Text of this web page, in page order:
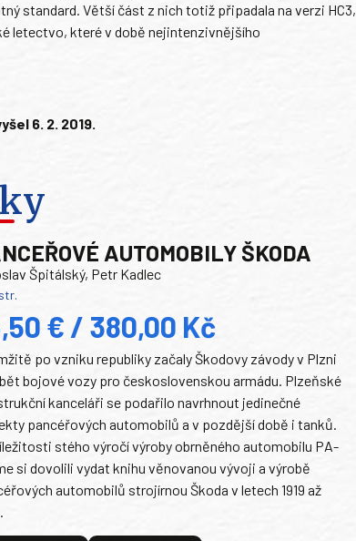
standard. Větší část z nich totiž připadala na verzi HC3,
letectvo, které v době nejintenzivnějšího
6. 2. 2019.
AUTOMOBILY ŠKODA
Špitálský, Petr Kadlec
€ / 380,00 Kč
po vzniku republiky začaly Škodovy závody v Plzni
bojové vozy pro československou armádu. Plzeňské
kanceláři se podařilo navrhnout jedinečné
pancéřových automobilů a v pozdější době i tanků.
stého výročí výroby obrněného automobilu PA-
si dovolili vydat knihu věnovanou vývoji a výrobě
automobilů strojírnou Škoda v letech 1919 až